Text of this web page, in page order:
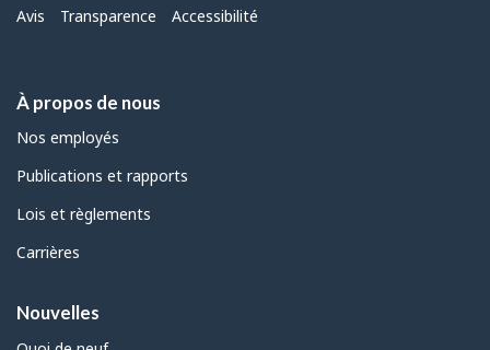
Menu
Avis Transparence Accessibilité
À propos de nous
Nos employés
Publications et rapports
Lois et règlements
Carrières
Nouvelles